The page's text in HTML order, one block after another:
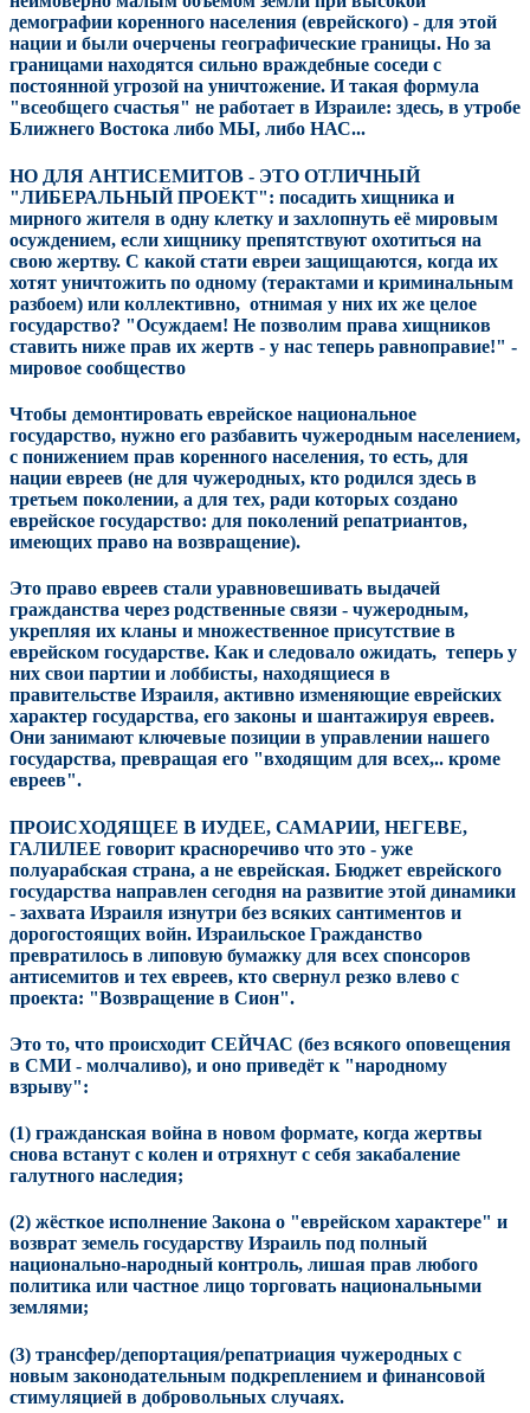
демографии коренного населения (еврейского) - для этой
нации и были очерчены географические границы. Но за
границами находятся сильно враждебные соседи с
постоянной угрозой на уничтожение. И такая формула
"всеобщего счастья" не работает в Израиле: здесь, в утробе
Ближнего Востока либо МЫ, либо НАС...
НО ДЛЯ АНТИСЕМИТОВ - ЭТО ОТЛИЧНЫЙ
"ЛИБЕРАЛЬНЫЙ ПРОЕКТ": посадить хищника и
мирного жителя в одну клетку и захлопнуть её мировым
осуждением, если хищнику препятствуют охотиться на
свою жертву. С какой стати евреи защищаются, когда их
хотят уничтожить по одному (терактами и криминальным
разбоем) или коллективно, отнимая у них их же целое
государство? "Осуждаем! Не позволим права хищников
ставить ниже прав их жертв - у нас теперь равноправие!" -
мировое сообщество
Чтобы демонтировать еврейское национальное
государство, нужно его разбавить чужеродным населением,
с понижением прав коренного населения, то есть, для
нации евреев (не для чужеродных, кто родился здесь в
третьем поколении, а для тех, ради которых создано
еврейское государство: для поколений репатриантов,
имеющих право на возвращение).
Это право евреев стали уравновешивать выдачей
гражданства через родственные связи - чужеродным,
укрепляя их кланы и множественное присутствие в
еврейском государстве. Как и следовало ожидать, теперь у
них свои партии и лоббисты, находящиеся в
правительстве Израиля, активно изменяющие еврейских
характер государства, его законы и шантажируя евреев.
Они занимают ключевые позиции в управлении нашего
государства, превращая его "входящим для всех,.. кроме
евреев".
ПРОИСХОДЯЩЕЕ В ИУДЕЕ, САМАРИИ, НЕГЕВЕ,
ГАЛИЛЕЕ говорит красноречиво что это - уже
полуарабская страна, а не еврейская. Бюджет еврейского
государства направлен сегодня на развитие этой динамики
- захвата Израиля изнутри без всяких сантиментов и
дорогостоящих войн. Израильское Гражданство
превратилось в липовую бумажку для всех спонсоров
антисемитов и тех евреев, кто свернул резко влево с
проекта: "Возвращение в Сион".
Это то, что происходит СЕЙЧАС (без всякого оповещения
в СМИ - молчаливо), и оно приведёт к "народному
взрыву":
(1) гражданская война в новом формате, когда жертвы
снова встанут с колен и отряхнут с себя закабаление
галутного наследия;
(2) жёсткое исполнение Закона о "еврейском характере" и
возврат земель государству Израиль под полный
национально-народный контроль, лишая прав любого
политика или частное лицо торговать национальными
землями;
(3) трансфер/депортация/репатриация чужеродных с
новым законодательным подкреплением и финансовой
стимуляцией в добровольных случаях.